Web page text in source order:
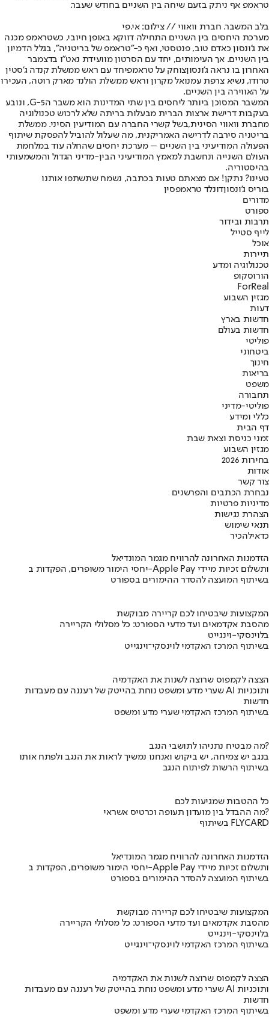
טראמפ אף ניתק בזעם שיחה בין השניים בחודש שעבר.
בלב המשבר. חברת וואווי // צילום: אי.פי
מערכת היחסים בין השניים התחילה דווקא באופן חיובי, כשטראמפ מכנה
את ג'ונסון כאדם טוב, פנטסטי, ואף כ-"טראמפ של בריטניה", בגלל הדמיון
בין השניים. אך העימותים, יחד עם הסרטון מוועידת נאט"ו בדצמבר
האחרון בו נראה ג'ונסוןצוחק על טראמפיחד עם ראש ממשלת קנדה ג'סטין
טרודו, נשיא צרפת עמנואל מקרון וראש ממשלת הולנד מארק רוטה, העכירו
על האווירה בין השניים.
המשבר המסוכן ביותר ליחסים בין שתי המדינות הוא משבר הG-5, ונובע
בעקבות דרישת ארצות הברית מבעלות בריתה שלא לרכוש טכנולוגיה
מחברת וואווי הסינית,בשל קשרי החברה עם המודיעין הסיני. ממשלת
בריטניה סירבה לדרישה האמריקנית, מה שעלול להוביל להפסקת שיתוף
הפעולה המודיעיני בין השניים – מערכת יחסים שהחלה עוד במלחמת
העולם השנייה ונחשבת למאמץ המודיעיני הבין-מדיני הגדול והמשמעותי
בהיסטוריה.
טעינו? נתקן! אם מצאתם טעות בכתבה, נשמח שתשתפו אותנו
בוריס ג'ונסוןדונלד טראמפסין
מדורים
ספורט
תרבות ובידור
לייף סטייל
אוכל
תיירות
טכנולוגיה ומדע
הורוסקופ
ForReal
מגזין השבוע
דעות
חדשות בארץ
חדשות בעולם
פוליטי
ביטחוני
חינוך
בריאות
משפט
תחבורה
פוליטי-מדיני
כללי ומידע
דף הבית
זמני כניסת וצאת שבת
מגזין השבוע
בחירות 2026
אודות
צור קשר
נבחרת הכתבים והפרשנים
מדיניות פרטיות
הצהרת נגישות
תנאי שימוש
כדאילהכיר
הזדמנות האחרונה להרוויח מגמר המונדיאל
יחסי הימור משופרים, הפקדות ב-Apple Pay ותשלום זכיות מיידי
בשיתוף המועצה להסדר ההימורים בספורט
המקצועות שיבטיחו לכם קריירה מבוקשת
מהסבת אקדמאים ועד מדעי הספורט: כל מסלולי הקריירה
בלוינסקי-וינגייט
בשיתוף המרכז האקדמי לוינסקי־וינגייט
הצצה לקמפוס שרוצה לשנות את האקדמיה
שערי מדע ומשפט נוחת בהייטק של רעננה עם מעבדות AI ותוכניות
חדשות
בשיתוף המרכז האקדמי שערי מדע ומשפט
מה מבטיח נתניהו לתושבי הנגב?
בנגב יש צמיחה, יש ביקוש ואנחנו נמשיך לראות את הנגב ולפתח אותו
בשיתוף הרשות לפיתוח הנגב
כל ההטבות שמגיעות לכם
מה ההבדל בין מועדון תעופה וכרטיס אשראי?
בשיתוף FLYCARD
הזדמנות האחרונה להרוויח מגמר המונדיאל
יחסי הימור משופרים, הפקדות ב-Apple Pay ותשלום זכיות מיידי
בשיתוף המועצה להסדר ההימורים בספורט
המקצועות שיבטיחו לכם קריירה מבוקשת
מהסבת אקדמאים ועד מדעי הספורט: כל מסלולי הקריירה
בלוינסקי-וינגייט
בשיתוף המרכז האקדמי לוינסקי־וינגייט
הצצה לקמפוס שרוצה לשנות את האקדמיה
שערי מדע ומשפט נוחת בהייטק של רעננה עם מעבדות AI ותוכניות
חדשות
בשיתוף המרכז האקדמי שערי מדע ומשפט